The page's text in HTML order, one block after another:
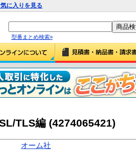
に入りを見る
型番まとめ検索»
TLS編 (4274065421)
オーム社